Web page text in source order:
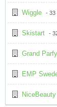
Wiggle - 33
Skistart -
Grand
EMP
NiceBeauty